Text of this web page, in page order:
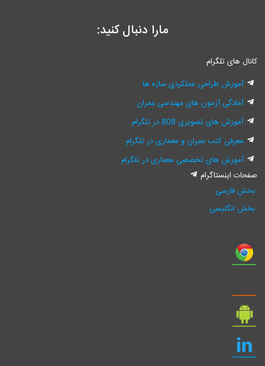
مارا دنبال کنید:
کانال های تلگرام
آموزش طراحی عملکردی سازه ها
آمادگی آزمون های مهندسی عمران
آموزش های تصویری 808 در تلگرام
معرفی کتب عمران و معماری در تلگرام
آموزش های تخصصی معماری در تلگرام
صفحات اینستاگرام
بخش فارسی
بخش انگلیسی